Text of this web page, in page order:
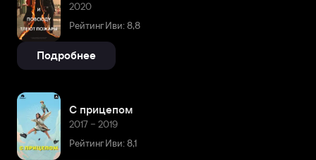
2020
Рейтинг Иви: 8,8
Подробнее
С прицепом
2017 – 2019
Рейтинг Иви: 8,1